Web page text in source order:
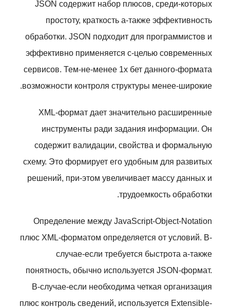
JSON содержит набор плюсов, среди-которых
простоту, краткость а-также эффективность
обработки. JSON подходит для программистов и
эффективно применяется с-целью современных
сервисов. Тем-не-менее 1х бет данного-формата
возможности контроля структуры менее-широкие.
XML-формат дает значительно расширенные
инструменты ради задания информации. Он
содержит валидации, свойства и формальную
схему. Это формирует его удобным для развитых
решений, при-этом увеличивает массу данных и
трудоемкость обработки.
Определение между JavaScript-Object-Notation
плюс XML-форматом определяется от условий. В-
случае-если требуется быстрота а-также
понятность, обычно используется JSON-формат.
В-случае-если необходима четкая организация
плюс контроль сведений, используется Extensible-